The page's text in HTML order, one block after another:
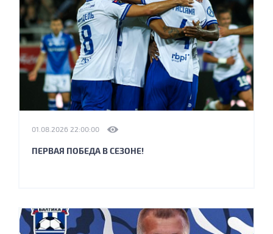
01.08.2026 22:00:00
ПЕРВАЯ ПОБЕДА В СЕЗОНЕ!